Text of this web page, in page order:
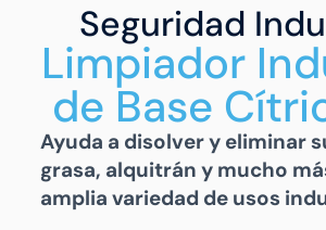
Seguridad
Limpiador
de Base
Ayuda a disolver y eliminar
grasa, alquitrán y mucho
amplia variedad de usos